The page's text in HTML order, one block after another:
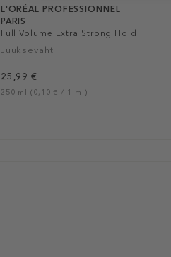
L'ORÉAL PROFESSIONNEL
PARIS
Full Volume Extra Strong Hold
Mousse
Juuksevaht
25,99 €
250 ml (0,10 € / 1 ml)